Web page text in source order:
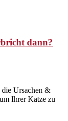
dann?
die Ursachen &
Ihrer Katze zu